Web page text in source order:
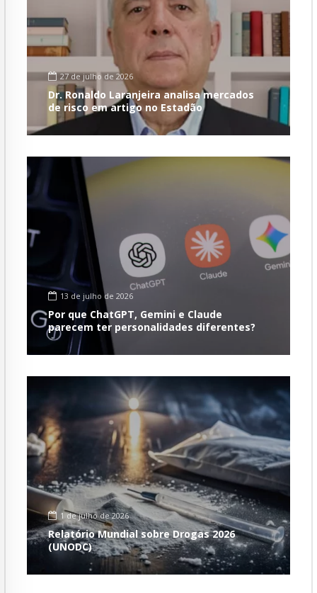
27 de julho de 2026
Dr. Ronaldo Laranjeira analisa mercados
de risco em artigo no Estadão
13 de julho de 2026
Por que ChatGPT, Gemini e Claude
parecem ter personalidades diferentes?
1 de julho de 2026
Relatório Mundial sobre Drogas 2026
(UNODC)